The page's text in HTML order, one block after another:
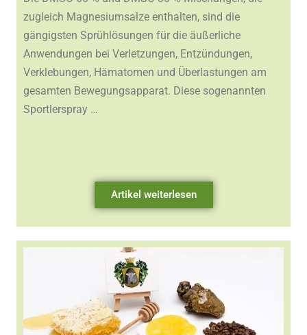
zugleich Magnesiumsalze enthalten, sind die
gängigsten Sprühlösungen für die äußerliche
Anwendungen bei Verletzungen, Entzündungen,
Verklebungen, Hämatomen und Überlastungen am
gesamten Bewegungsapparat. Diese sogenannten
Sportlerspray …
Artikel weiterlesen